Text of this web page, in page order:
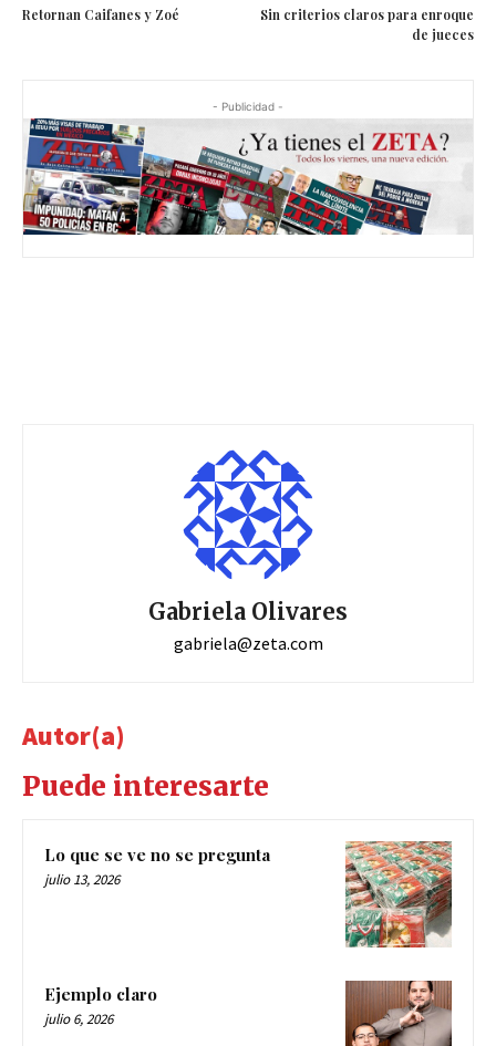
Retornan Caifanes y Zoé
Sin criterios claros para enroque
de jueces
- Publicidad -
Gabriela Olivares
gabriela@zeta.com
Autor(a)
Puede interesarte
Lo que se ve no se pregunta
julio 13, 2026
Ejemplo claro
julio 6, 2026